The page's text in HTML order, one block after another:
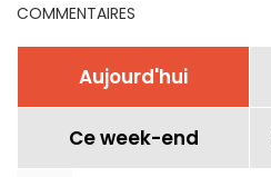
COMMENTAIRES
Aujourd'hui
Ce week-end